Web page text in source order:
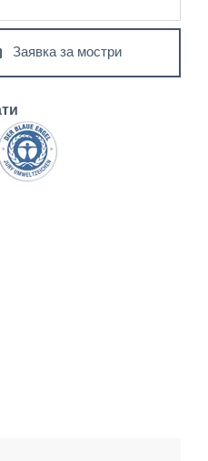
Заявка за мостри